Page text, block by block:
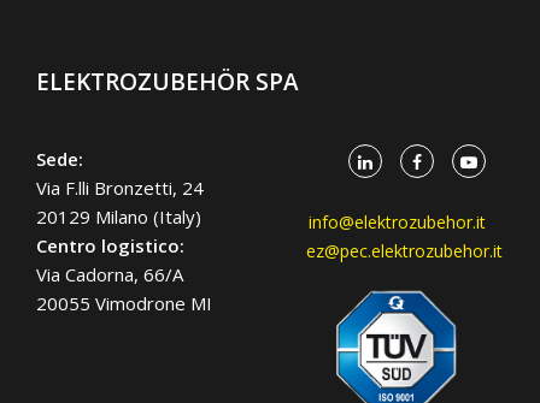
ELEKTROZUBEHÖR SPA
Sede:
Via F.lli Bronzetti, 24
20129 Milano (Italy)
Centro logistico:
Via Cadorna, 66/A
20055 Vimodrone MI
info@elektrozubehor.it
ez@pec.elektrozubehor.it